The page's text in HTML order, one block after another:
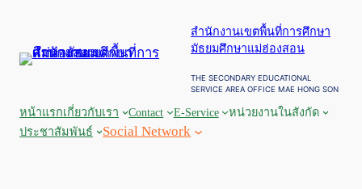
สำนักงานเขตพื้นที่การศึกษา
มัธยมศึกษาแม่ฮ่องสอน
THE SECONDARY EDUCATIONAL
SERVICE AREA OFFICE MAE HONG SON
หน้าแรกเกี่ยวกับเรา Contact E-Service
หน่วยงานในสังกัด
ประชาสัมพันธ์
Social Network